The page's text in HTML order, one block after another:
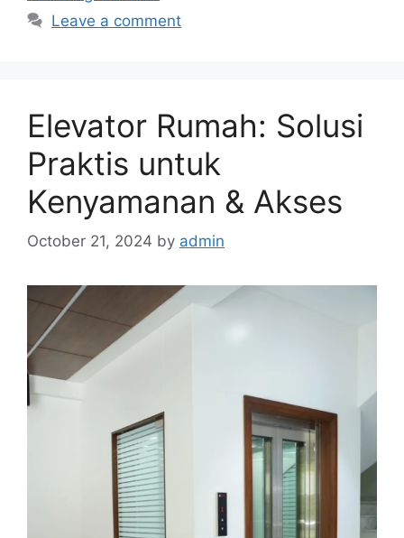
Leave a comment
Elevator Rumah: Solusi
Praktis untuk
Kenyamanan & Akses
October 21, 2024 by admin